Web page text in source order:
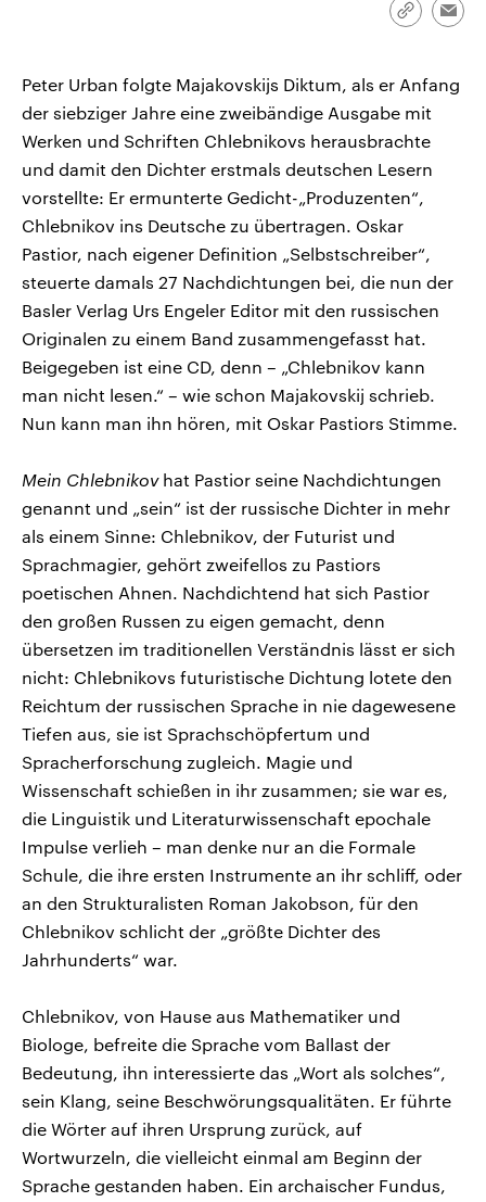
Link
Peter Urban folgte Majakovskijs Diktum, als er Anfang
der siebziger Jahre eine zweibändige Ausgabe mit
Werken und Schriften Chlebnikovs herausbrachte
und damit den Dichter erstmals deutschen Lesern
vorstellte: Er ermunterte Gedicht-„Produzenten“,
Chlebnikov ins Deutsche zu übertragen. Oskar
Pastior, nach eigener Definition „Selbstschreiber“,
steuerte damals 27 Nachdichtungen bei, die nun der
Basler Verlag Urs Engeler Editor mit den russischen
Originalen zu einem Band zusammengefasst hat.
Beigegeben ist eine CD, denn – „Chlebnikov kann
man nicht lesen.“ – wie schon Majakovskij schrieb.
Nun kann man ihn hören, mit Oskar Pastiors Stimme.
Mein Chlebnikov hat Pastior seine Nachdichtungen
genannt und „sein“ ist der russische Dichter in mehr
als einem Sinne: Chlebnikov, der Futurist und
Sprachmagier, gehört zweifellos zu Pastiors
poetischen Ahnen. Nachdichtend hat sich Pastior
den großen Russen zu eigen gemacht, denn
übersetzen im traditionellen Verständnis lässt er sich
nicht: Chlebnikovs futuristische Dichtung lotete den
Reichtum der russischen Sprache in nie dagewesene
Tiefen aus, sie ist Sprachschöpfertum und
Spracherforschung zugleich. Magie und
Wissenschaft schießen in ihr zusammen; sie war es,
die Linguistik und Literaturwissenschaft epochale
Impulse verlieh – man denke nur an die Formale
Schule, die ihre ersten Instrumente an ihr schliff, oder
an den Strukturalisten Roman Jakobson, für den
Chlebnikov schlicht der „größte Dichter des
Jahrhunderts“ war.
Chlebnikov, von Hause aus Mathematiker und
Biologe, befreite die Sprache vom Ballast der
Bedeutung, ihn interessierte das „Wort als solches“,
sein Klang, seine Beschwörungsqualitäten. Er führte
die Wörter auf ihren Ursprung zurück, auf
Wortwurzeln, die vielleicht einmal am Beginn der
Sprache gestanden haben. Ein archaischer Fundus,